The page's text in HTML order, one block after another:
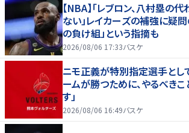
【NBA】「レブロン、八村塁の
ない」レイカーズの補強に疑
の負け組」という指摘も
2026/08/06 17:33バスケ
ニモ正義が特別指定選手とし
ームが勝つために、やるべきこ
す」
2026/08/06 16:49バスケ